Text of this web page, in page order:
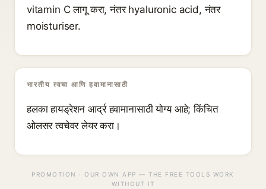
vitamin C लागू करा, नंतर hyaluronic acid, नंतर
moisturiser.
भारतीय त्वचा आणि हवामानासाठी
हलका हायड्रेशन आर्द्र हवामानासाठी योग्य आहे; किंचित
ओलसर त्वचेवर लेयर करा।
PROMOTION · OUR OWN APP — THE FREE TOOLS WORK
WITHOUT IT